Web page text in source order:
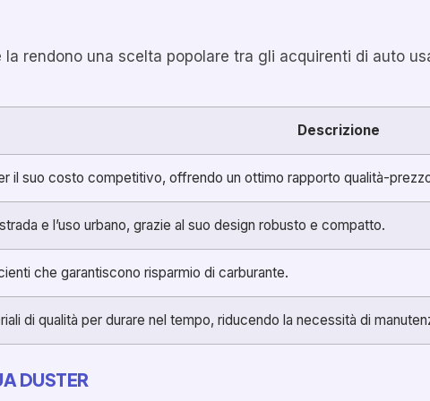
rendono una scelta popolare tra gli acquirenti di auto
Descrizione
il suo costo competitivo, offrendo un ottimo rapporto qualità-
e l’uso urbano, grazie al suo design robusto e compatto.
che garantiscono risparmio di carburante.
di qualità per durare nel tempo, riducendo la necessità di
DUSTER